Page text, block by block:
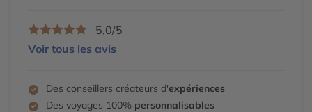
5,0/5
Voir tous les avis
Des conseillers créateurs d'expériences
Des voyages 100% personnalisables